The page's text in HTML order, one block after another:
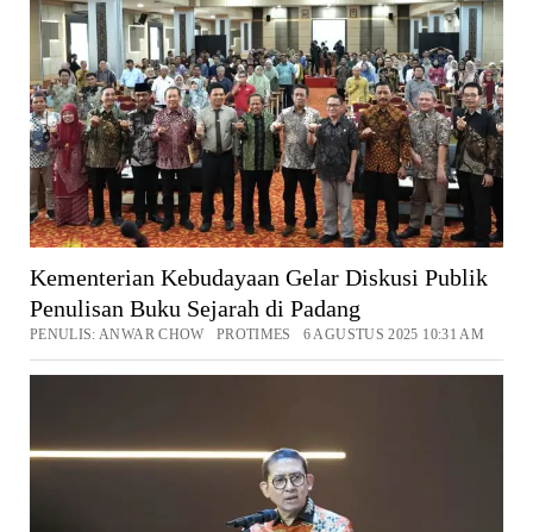
Kementerian Kebudayaan Gelar Diskusi Publik
Penulisan Buku Sejarah di Padang
PENULIS: ANWAR CHOW PROTIMES 6 AGUSTUS 2025 10:31 AM